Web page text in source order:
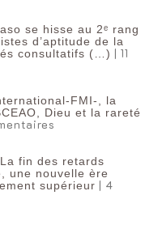
se hisse au 2ᵉ rang
d’aptitude de la
consultatifs (…) | 11
FMI-, la
Dieu et la rareté
fin des retards
une nouvelle ère
supérieur | 4